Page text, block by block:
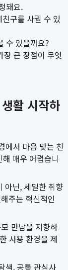
돼요.
구를 사귈 수 있
수 있을까요?
장 큰 장점이 무엇
활 시작하
에서 마음 맞는 친
매우 어렵습니
아닌, 세밀한 취향
주는 혁신적인
만남을 지향하
사용 환경을 제
색, 공통 관심사